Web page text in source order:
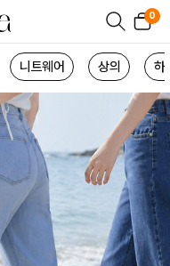
0
니트웨어 상의 하